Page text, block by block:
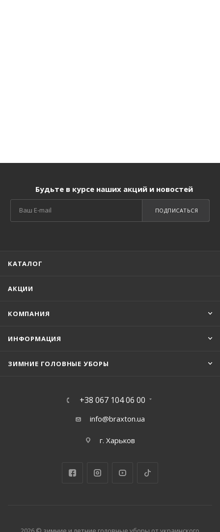
Будьте в курсе наших акций и новостей
ПОДПИСАТЬСЯ
КАТАЛОГ
АКЦИИ
КОМПАНИЯ
ИНФОРМАЦИЯ
ЗИМНИЕ ГОЛОВНЫЕ УБОРЫ
+38 067 104 06 00
info@braxton.ua
г. Харьков